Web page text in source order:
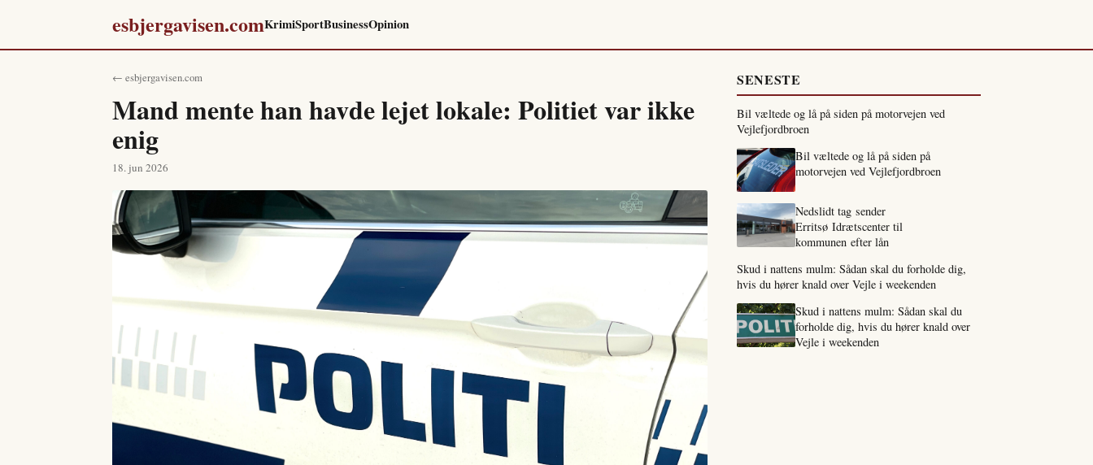
esbjergavisen.comKrimiSportBusinessOpinion
← esbjergavisen.com
Mand mente han havde lejet lokale: Politiet var ikke
enig
18. jun 2026
SENESTE
Bil væltede og lå på siden på motorvejen ved
Vejlefjordbroen
Bil væltede og lå på siden på
motorvejen ved Vejlefjordbroen
Nedslidt tag sender
Erritsø Idrætscenter til
kommunen efter lån
Skud i nattens mulm: Sådan skal du forholde dig,
hvis du hører knald over Vejle i weekenden
Skud i nattens mulm: Sådan skal du
forholde dig, hvis du hører knald over
Vejle i weekenden